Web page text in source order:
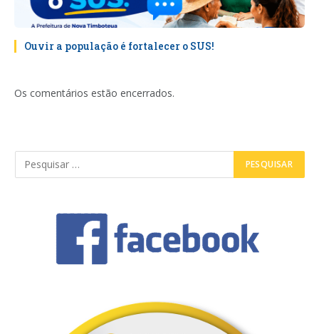
Ouvir a população é fortalecer o SUS!
Os comentários estão encerrados.